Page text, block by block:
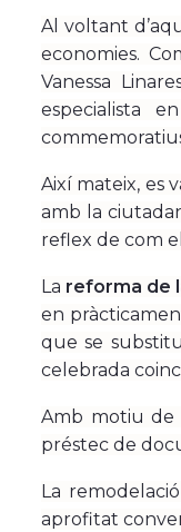
Al voltant
economies.
Vanessa
especialista
Així mateix, es
amb la
reflex de com
La reforma de
en
que se
celebrada
Amb motiu de
préstec de
La
aprofitat